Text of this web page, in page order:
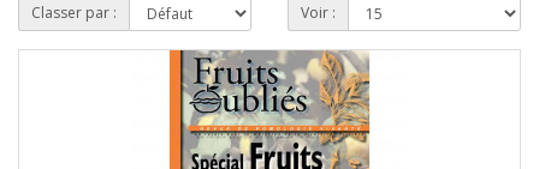
Classer par : Voir :